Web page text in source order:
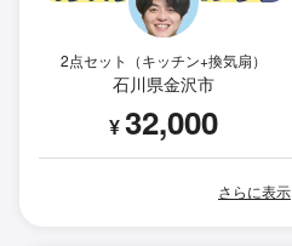
2点セット（キッチン+換気扇）
石川県金沢市
¥32,000
さらに表示